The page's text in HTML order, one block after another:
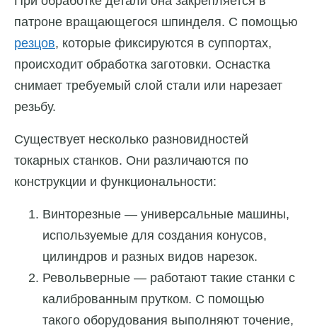
патроне вращающегося шпинделя. С помощью
резцов, которые фиксируются в суппортах,
происходит обработка заготовки. Оснастка
снимает требуемый слой стали или нарезает
резьбу.
Существует несколько разновидностей
токарных станков. Они различаются по
конструкции и функциональности:
Винторезные — универсальные машины,
используемые для создания конусов,
цилиндров и разных видов нарезок.
Револьверные — работают такие станки с
калиброванным прутком. С помощью
такого оборудования выполняют точение,